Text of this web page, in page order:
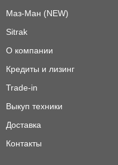
Маз-Ман (NEW)
Sitrak
О компании
Кредиты и лизинг
Trade-in
Выкуп техники
Доставка
Контакты